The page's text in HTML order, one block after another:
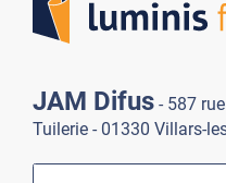
JAM Difus - 587
Tuilerie - 01330 Villars-